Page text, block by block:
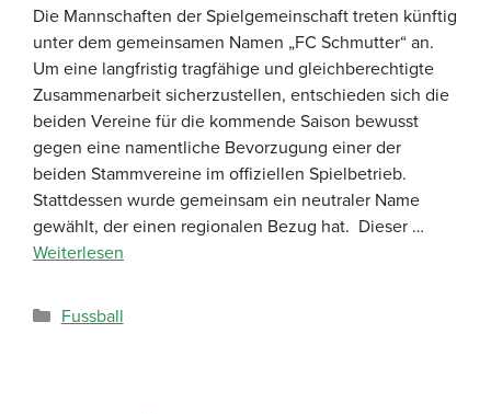
Die Mannschaften der Spielgemeinschaft treten künftig
unter dem gemeinsamen Namen „FC Schmutter“ an.
Um eine langfristig tragfähige und gleichberechtigte
Zusammenarbeit sicherzustellen, entschieden sich die
beiden Vereine für die kommende Saison bewusst
gegen eine namentliche Bevorzugung einer der
beiden Stammvereine im offiziellen Spielbetrieb.
Stattdessen wurde gemeinsam ein neutraler Name
gewählt, der einen regionalen Bezug hat. Dieser …
Weiterlesen
Fussball